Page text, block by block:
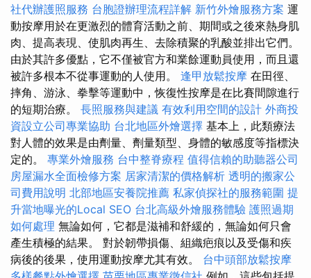
社代辦護照服務 台胞證辦理流程詳解 新竹外燴服務方案 運
動按摩用於在更激烈的體育活動之前、期間或之後來熱身肌
肉、提高表現、使肌肉再生、去除積聚的乳酸並排出它們。
由於其許多優點，它不僅被官方和業餘運動員使用，而且還
被許多根本不從事運動的人使用。 逢甲放鬆按摩 在田徑、
摔角、游泳、拳擊等運動中，恢復性按摩是在比賽間隙進行
的短期治療。 長照服務與建議 有效利用空間的設計 外商投
資設立公司專業協助 台北地區外燴選擇 基本上，此類療法
對人體的效果是由劑量、劑量類型、身體的敏感度等指標決
定的。 專業外燴服務 台中整脊療程 值得信賴的助聽器公司
房屋漏水全面檢修方案 居家清潔的價格解析 透明的搬家公
司費用說明 北部地區安養院推薦 私家偵探社的服務範圍 提
升當地曝光的Local SEO 台北高級外燴服務體驗 護照過期
如何處理 無論如何，它都是滋補和舒緩的，無論如何只會
產生積極的結果。 對於韌帶損傷、組織疤痕以及受傷和疾
病後的後果，使用運動按摩尤其有效。 台中頭部放鬆按摩